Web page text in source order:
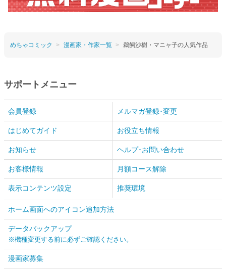
めちゃコミック 漫画家・作家一覧 鵜飼沙樹・マニャ子の人気作品
サポートメニュー
会員登録 メルマガ登録･変更
はじめてガイド お役立ち情報
お知らせ ヘルプ･お問い合わせ
お客様情報 月額コース解除
表示コンテンツ設定 推奨環境
ホーム画面へのアイコン追加方法
データバックアップ
※機種変更する前に必ずご確認ください。
漫画家募集